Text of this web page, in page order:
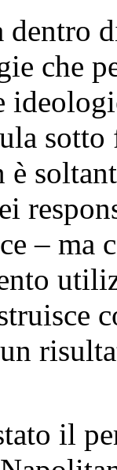
che
è
– ma
stato il